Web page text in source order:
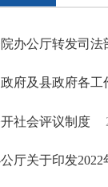
院办公厅转发司
府及县政府各工
社会评议制度
厅关于印发